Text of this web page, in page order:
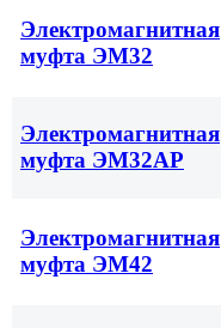
Электромагнитная
муфта ЭМ32
Электромагнитная
муфта ЭМ32АР
Электромагнитная
муфта ЭМ42